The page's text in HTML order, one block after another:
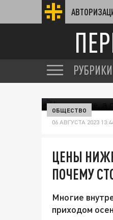
РУБРИКИ
ОБЩЕСТВО
06 АВГУСТА 2023
ЦЕНЫ
ПОЧЕМУ
Многие
приходом